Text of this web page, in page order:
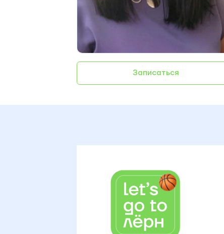
Записаться